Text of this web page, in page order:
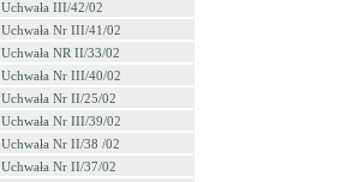
Uchwała III/42/02
Uchwała Nr III/41/02
Uchwała NR II/33/02
Uchwała Nr III/40/02
Uchwała Nr II/25/02
Uchwała Nr III/39/02
Uchwała Nr II/38 /02
Uchwała Nr II/37/02